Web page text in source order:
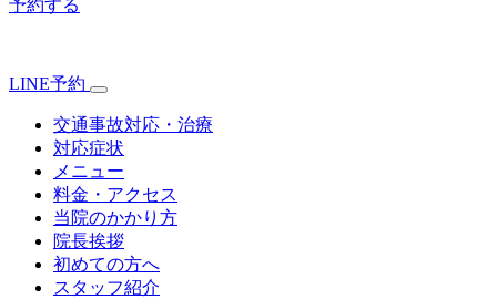
予約する
LINE予約
交通事故対応・治療
対応症状
メニュー
料金・アクセス
当院のかかり方
院長挨拶
初めての方へ
スタッフ紹介